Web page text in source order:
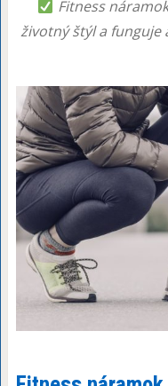
Fitness
životný štýl a